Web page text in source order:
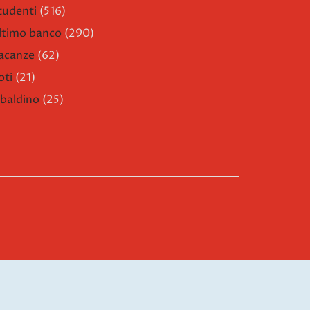
(516)
banco (290)
(62)
(21)
(25)